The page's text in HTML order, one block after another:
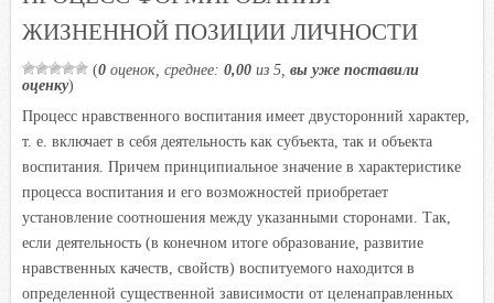
k
p
s
s
n
k
i
ЖИЗНЕННОЙ ПОЗИЦИИ ЛИЧНОСТИ
(0 оценок, среднее: 0,00 из 5, вы уже поставили
оценку)
Процесс нравственного воспитания имеет двусторонний характер,
т. е. включает в себя деятельность как субъекта, так и объекта
воспитания. Причем принципиальное значение в характеристике
процесса воспитания и его возможностей приобретает
установление соотношения между указанными сторонами. Так,
если деятельность (в конечном итоге образование, развитие
нравственных качеств, свойств) воспитуемого находится в
определенной существенной зависимости от целенаправленных